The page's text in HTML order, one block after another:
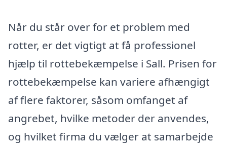
Når du står over for et problem med
rotter, er det vigtigt at få professionel
hjælp til rottebekæmpelse i Sall. Prisen for
rottebekæmpelse kan variere afhængigt
af flere faktorer, såsom omfanget af
angrebet, hvilke metoder der anvendes,
og hvilket firma du vælger at samarbejde